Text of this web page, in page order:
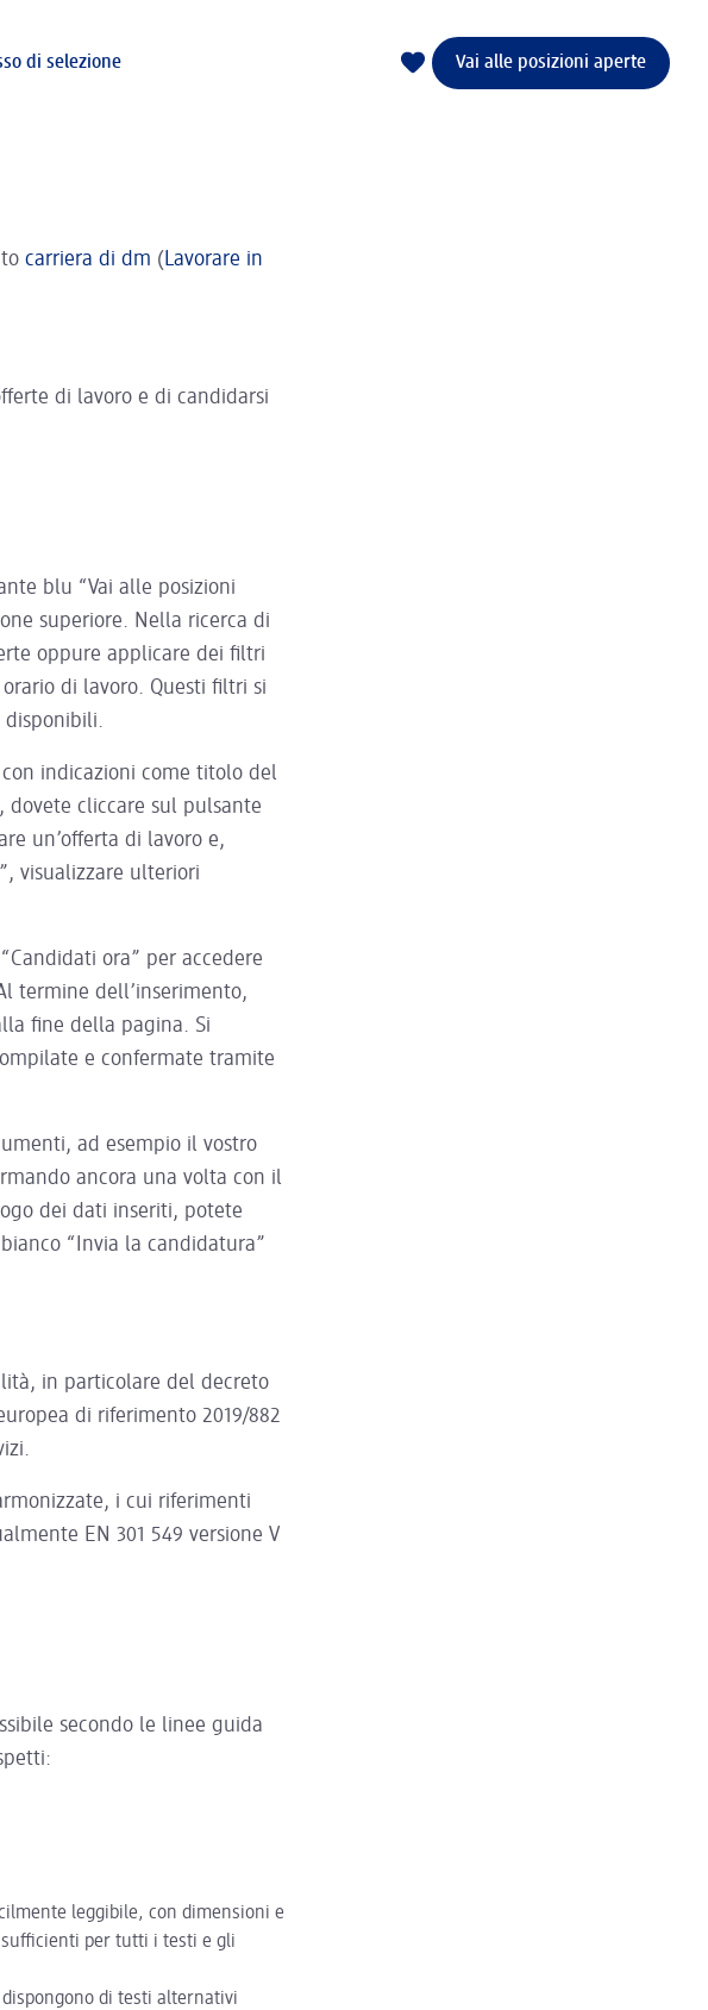
di selezione Vai alle posizioni aperte
carriera di dm ( Lavorare in
di lavoro e di candidarsi
blu “Vai alle posizioni
superiore. Nella ricerca di
oppure applicare dei filtri
di lavoro. Questi filtri si
disponibili.
indicazioni come titolo del
dovete cliccare sul pulsante
un’offerta di lavoro e,
visualizzare ulteriori
ora” per accedere
termine dell’inserimento,
fine della pagina. Si
e confermate tramite
ad esempio il vostro
ancora una volta con il
dei dati inseriti, potete
“Invia la candidatura”
in particolare del decreto
di riferimento 2019/882
i cui riferimenti
EN 301 549 versione V
secondo le linee guida
leggibile, con dimensioni e
per tutti i testi e gli
di testi alternativi